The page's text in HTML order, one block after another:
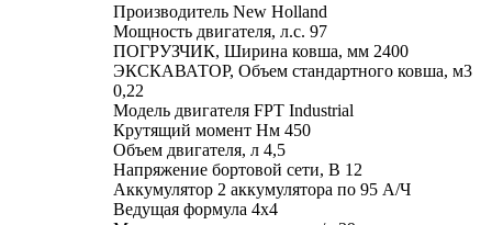
Производитель New Holland
Мощность двигателя, л.с. 97
ПОГРУЗЧИК, Ширина ковша, мм 2400
ЭКСКАВАТОР, Объем стандартного ковша, м3
0,22
Модель двигателя FPT Industrial
Крутящий момент Нм 450
Объем двигателя, л 4,5
Напряжение бортовой сети, В 12
Аккумулятор 2 аккумулятора по 95 А/Ч
Ведущая формула 4х4